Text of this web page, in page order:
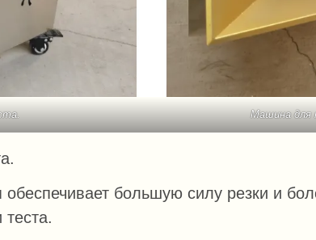
Машина для
большую силу резки и